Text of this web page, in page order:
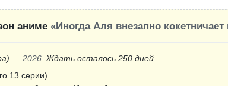
аниме «Иногда Аля внезапно кокетничает
— 2026 . Ждать осталось 250 дней
13 серии).